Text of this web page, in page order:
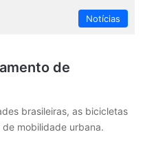
Notícias
de
brasileiras, as bicicletas
mobilidade urbana.